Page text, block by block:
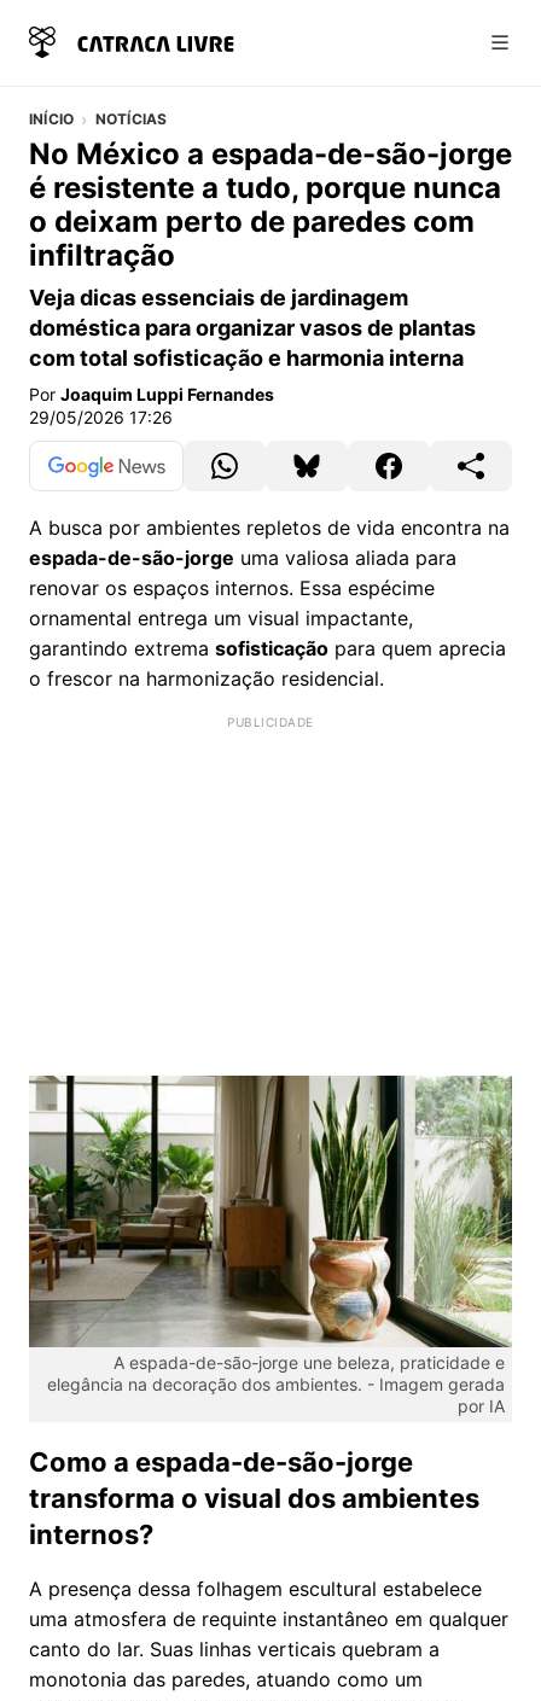
INÍCIO NOTÍCIAS
No México a espada-de-são-jorge
é resistente a tudo, porque nunca
o deixam perto de paredes com
infiltração
Veja dicas essenciais de jardinagem
doméstica para organizar vasos de plantas
com total sofisticação e harmonia interna
Por Joaquim Luppi Fernandes
29/05/2026 17:26
A busca por ambientes repletos de vida encontra na
espada-de-são-jorge uma valiosa aliada para
renovar os espaços internos. Essa espécime
ornamental entrega um visual impactante,
garantindo extrema sofisticação para quem aprecia
o frescor na harmonização residencial.
A espada-de-são-jorge une beleza, praticidade e
elegância na decoração dos ambientes. - Imagem gerada
por IA
Como a espada-de-são-jorge
transforma o visual dos ambientes
internos?
A presença dessa folhagem escultural estabelece
uma atmosfera de requinte instantâneo em qualquer
canto do lar. Suas linhas verticais quebram a
monotonia das paredes, atuando como um